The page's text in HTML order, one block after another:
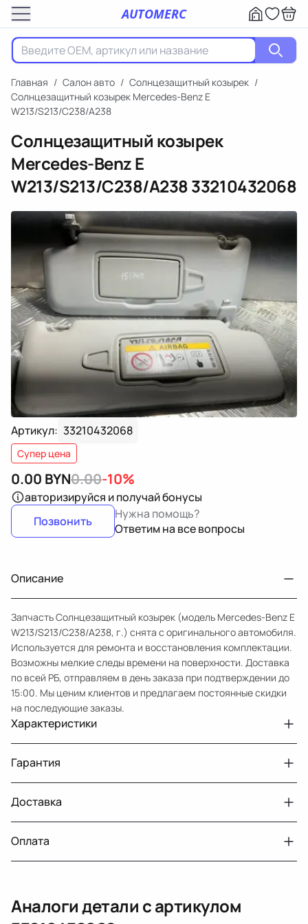
AUTOMERC
Главная / Салон авто / Солнцезащитный козырек /
Солнцезащитный козырек Mercedes-Benz E
W213/S213/C238/A238
Солнцезащитный козырек
Mercedes-Benz E
W213/S213/C238/A23833210432068
Артикул: 33210432068
Супер цена
0.00 BYN0.00-10%
авторизируйся и получай бонусы
Позвонить
Нужна помощь?
Ответим на все вопросы
Описание
Запчасть Солнцезащитный козырек (модель Mercedes-Benz E
W213/S213/C238/A238, г.) снята с оригинального автомобиля.
Используется для ремонта и восстановления комплектации.
Возможны мелкие следы времени на поверхности. Доставка
по всей РБ, отправляем в день заказа при подтверждении до
15:00. Мы ценим клиентов и предлагаем постоянные скидки
на последующие заказы.
Характеристики
Авто
MercedesBenz E W213
Год
2016 2021
Тег
Мерседес Бенс Е
Гарантия
Двигатели с навесным или без навесного
оборудования
30 дней
Датчик давления топлива, насос
топлива, ТНВД (бензин, дизель), форсунка
бензиновая (дизельная) механическая
14 дней
Доставка
Оплата
Оплата онлайн
Аналоги детали с артикулом